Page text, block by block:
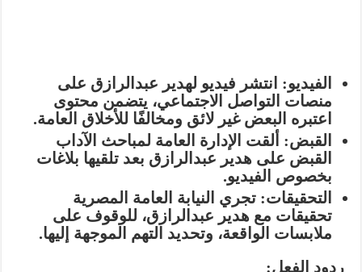
الفيديو: انتشر فيديو لهدير عبدالرازق على
منصات التواصل الاجتماعي، يتضمن محتوى
اعتبره البعض غير لائق ومخالفًا للأخلاق العامة.
القبض: ألقت الإدارة العامة لمباحث الآداب
القبض على هدير عبدالرازق بعد تلقيها بلاغات
بخصوص الفيديو.
التحقيقات: تجري النيابة العامة المصرية
تحقيقات مع هدير عبدالرازق، للوقوف على
ملابسات الواقعة، وتحديد التهم الموجهة إليها.
ردود الفعل: